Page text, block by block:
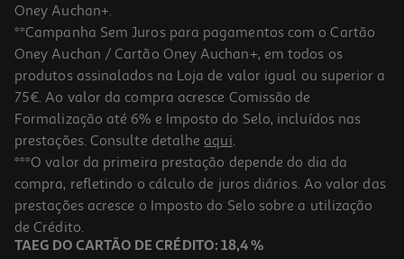
Oney Auchan+.
**Campanha Sem Juros para pagamentos com o Cartão
Oney Auchan / Cartão Oney Auchan+, em todos os
produtos assinalados na Loja de valor igual ou superior a
75€. Ao valor da compra acresce Comissão de
Formalização até 6% e Imposto do Selo, incluídos nas
prestações. Consulte detalhe aqui.
***O valor da primeira prestação depende do dia da
compra, refletindo o cálculo de juros diários. Ao valor das
prestações acresce o Imposto do Selo sobre a utilização
de Crédito.
TAEG DO CARTÃO DE CRÉDITO: 18,4 %